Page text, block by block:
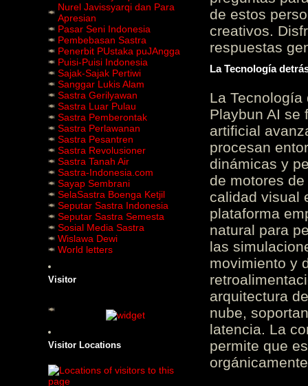
Nurel Javissyarqi dan Para
Apresian
Pasar Seni Indonesia
Pembebasan Sastra
Penerbit PUstaka puJAngga
Puisi-Puisi Indonesia
Sajak-Sajak Pertiwi
Sanggar Lukis Alam
Sastra Gerilyawan
Sastra Luar Pulau
Sastra Pemberontak
Sastra Perlawanan
Sastra Pesantren
Sastra Revolusioner
Sastra Tanah Air
Sastra-Indonesia.com
Sayap Sembrani
SelaSastra Boenga Ketjil
Seputar Sastra Indonesia
Seputar Sastra Semesta
Sosial Media Sastra
Wislawa Dewi
World letters
Visitor
Visitor Locations
de estos
creativos.
respuestas
La Tecnología
La
Playbun AI se
artificial
procesan
dinámicas y
de motores
calidad visual
plataforma
natural para
las
movimiento y
arquitectura
nube,
latencia. La
permite que